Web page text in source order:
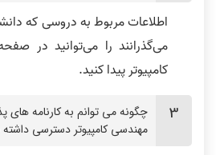
اطلاعات مربوط به دروسی که
می‌گذرانند را می‌توانید در
کامپیوتر پیدا کنید.
چگونه‌ می‌ توانم به کارنامه‌ های
مهندسی کامپیوتر دسترسی